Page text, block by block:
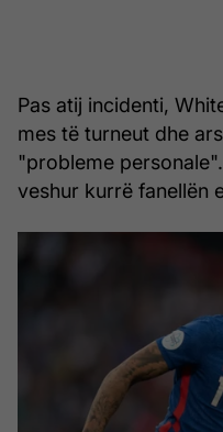
Pas atij incidenti,
mes të turneut dhe
"probleme
veshur kurrë fanellën